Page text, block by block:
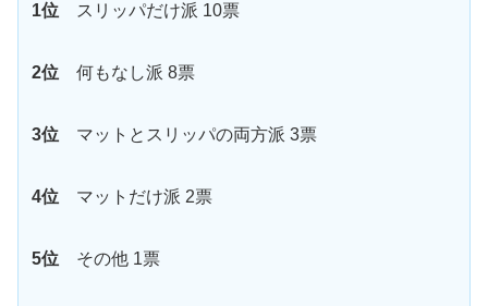
1位 スリッパだけ派 10票
2位 何もなし派 8票
3位 マットとスリッパの両方派 3票
4位 マットだけ派 2票
5位 その他 1票